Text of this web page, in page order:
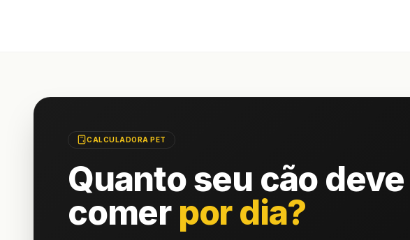
CALCULADORA PET
Quanto seu cão deve
comer por dia?